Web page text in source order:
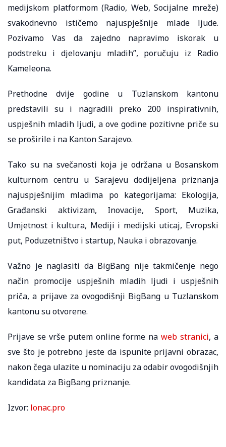
medijskom platformom (Radio, Web, Socijalne mreže)
svakodnevno ističemo najuspješnije mlade ljude.
Pozivamo Vas da zajedno napravimo iskorak u
podstreku i djelovanju mladih”, poručuju iz Radio
Kameleona.
Prethodne dvije godine u Tuzlanskom kantonu
predstavili su i nagradili preko 200 inspirativnih,
uspješnih mladih ljudi, a ove godine pozitivne priče su
se proširile i na Kanton Sarajevo.
Tako su na svečanosti koja je održana u Bosanskom
kulturnom centru u Sarajevu dodijeljena priznanja
najuspješnijim mladima po kategorijama: Ekologija,
Građanski aktivizam, Inovacije, Sport, Muzika,
Umjetnost i kultura, Mediji i medijski uticaj, Evropski
put, Poduzetništvo i startup, Nauka i obrazovanje.
Važno je naglasiti da BigBang nije takmičenje nego
način promocije uspješnih mladih ljudi i uspješnih
priča, a prijave za ovogodišnji BigBang u Tuzlanskom
kantonu su otvorene.
Prijave se vrše putem online forme naweb stranici, a
sve što je potrebno jeste da ispunite prijavni obrazac,
nakon čega ulazite u nominaciju za odabir ovogodišnjih
kandidata za BigBang priznanje.
Izvor: lonac.pro